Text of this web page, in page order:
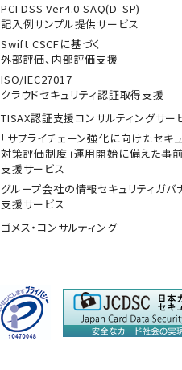
PCI DSS Ver4.0 SAQ(D-SP)
記入例サンプル提供サービス
Swift CSCFに基づく
外部評価、内部評価支援
ISO/IEC27017
クラウドセキュリティ認証取得支援
TISAX認証支援コンサルティングサー
「サプライチェーン強化に向けたセキ
対策評価制度」運用開始に備えた事
支援サービス
グループ会社の情報セキュリティガバ
支援サービス
ゴメス・コンサルティング